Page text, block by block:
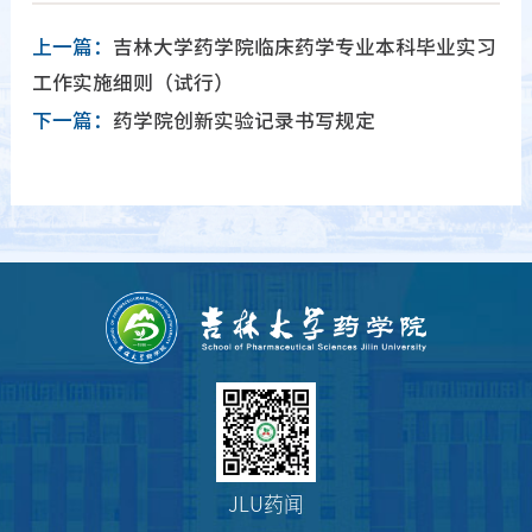
上一篇： 吉林大学药学院临床药学专业本科毕业实习
工作实施细则（试行）
下一篇： 药学院创新实验记录书写规定
JLU药闻